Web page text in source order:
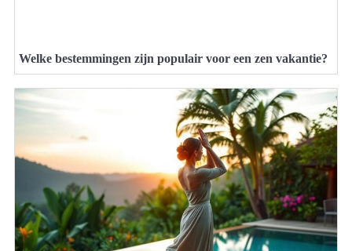
Welke bestemmingen zijn populair voor een zen vakantie?